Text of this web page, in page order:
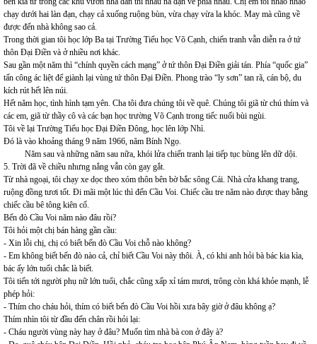
chạy dưới hai làn đạn, chạy cả xuống ruộng bùn, vừa chạy vừa la khóc. May mà cũng về
được đến nhà không sao cả.
Trong thời gian tôi học lớp Ba tại Trường Tiểu học Võ Cạnh, chiến tranh vẫn diễn ra ở tứ
thôn Đại Điền và ở nhiều nơi khác.
Sau gần một năm thì “chính quyền cách mạng” ở tứ thôn Đại Điền giải tán. Phía “quốc gia”
tấn công ác liệt để giành lại vùng tứ thôn Đại Điền. Phong trào “ly sơn” tan rã, cán bộ, du
kích rút hết lên núi.
Hết năm học, tình hình tạm yên. Cha tôi đưa chúng tôi về quê. Chúng tôi giã từ chú thím và
các em, giã từ thầy cô và các bạn học trường Võ Cạnh trong tiếc nuối bùi ngùi.
Tôi về lại Trường Tiểu học Đại Điền Đông, học lên lớp Nhì.
Đó là vào khoảng tháng 9 năm 1966, năm Bính Ngọ.
Năm sau và những năm sau nữa, khói lửa chiến tranh lại tiếp tục bùng lên dữ dội.
5. Trời đã về chiều nhưng nắng vẫn còn gay gắt.
Từ nhà ngoại, tôi chạy xe dọc theo xóm thôn bên bờ bắc sông Cái. Nhà cửa khang trang,
ruộng đồng tươi tốt. Đi mãi một lúc thì đến Cầu Voi. Chiếc cầu tre năm nào được thay bằng
chiếc cầu bê tông kiên cố.
Bến đò Cầu Voi năm nào đâu rồi?
Tôi hỏi một chị bán hàng gần cầu:
- Xin lỗi chị, chị có biết bến đò Cầu Voi chỗ nào không?
- Em không biết bến đò nào cả, chỉ biết Cầu Voi này thôi. À, có khi anh hỏi bà bác kia kìa,
bác ấy lớn tuổi chắc là biết.
Tôi tiến tới người phụ nữ lớn tuổi, chắc cũng xấp xỉ tám mươi, trông còn khá khỏe mạnh, lễ
phép hỏi:
- Thím cho cháu hỏi, thím có biết bến đò Cầu Voi hồi xưa bây giờ ở đâu không ạ?
Thím nhìn tôi từ đầu đến chân rồi hỏi lại:
- Cháu người vùng này hay ở đâu? Muốn tìm nhà bà con ở đây à?